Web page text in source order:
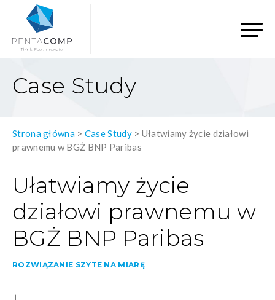
Case Study
Strona główna> Case Study> Ułatwiamy życie działowi
prawnemu w BGŻ BNP Paribas
Ułatwiamy życie
działowi prawnemu w
BGŻ BNP Paribas
ROZWIĄZANIE SZYTE NA MIARĘ